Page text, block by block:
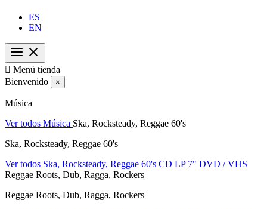
ES
EN
 Menú tienda
Bienvenido
×
Música
Ver todos Música Ska, Rocksteady, Reggae 60's
Ska, Rocksteady, Reggae 60's
Ver todos Ska, Rocksteady, Reggae 60's CD LP 7" DVD / VHS
Reggae Roots, Dub, Ragga, Rockers
Reggae Roots, Dub, Ragga, Rockers